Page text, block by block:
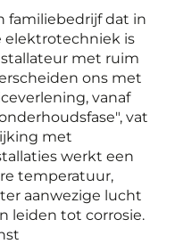
familiebedrijf dat in
elektrotechniek is
met ruim
ons met
vanaf
vat
met
werkt een
temperatuur,
aanwezige lucht
leiden tot corrosie.